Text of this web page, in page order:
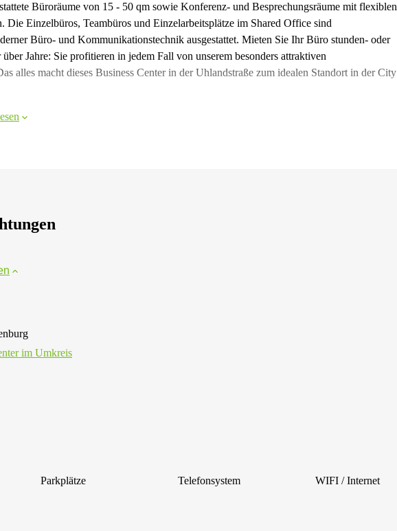
Büroräume von 15 - 50 qm sowie Konferenz- und Besprechungsräume mit flexiblen
Die Einzelbüros, Teambüros und Einzelarbeitsplätze im Shared Office sind
Büro- und Kommunikationstechnik ausgestattet. Mieten Sie Ihr Büro stunden- oder
Jahre: Sie profitieren in jedem Fall von unserem besonders attraktiven
alles macht dieses Business Center in der Uhlandstraße zum idealen Standort in der City
im Umkreis
Parkplätze Telefonsystem WIFI / Internet